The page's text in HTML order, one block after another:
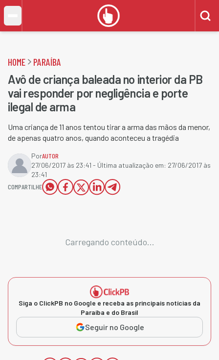
HOME PARAÍBA
Avô de criança baleada no interior da PB
vai responder por negligência e porte
ilegal de arma
Uma criança de 11 anos tentou tirar a arma das mãos da menor,
de apenas quatro anos, quando aconteceu a tragédia
PorAUTOR
27/06/2017 às 23:41 - Última atualização em: 27/06/2017 às
23:41
COMPARTILHE
Carregando conteúdo...
Siga o ClickPB no Google e receba as principais notícias da
Paraíba e do Brasil
Seguir no Google